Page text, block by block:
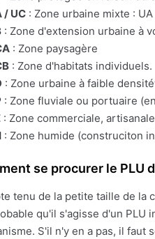
/ UC : Zone urbaine mixte :
: Zone d'extension urbaine à
: Zone paysagère
: Zone d'habitats individuels.
: Zone urbaine à faible
: Zone fluviale ou portuaire
: Zone commerciale,
: Zone humide (construciton
se procurer le PLU
tenu de la petite taille de la
qu'il s'agisse d'un PLU
S'il n'y en a pas, il faut